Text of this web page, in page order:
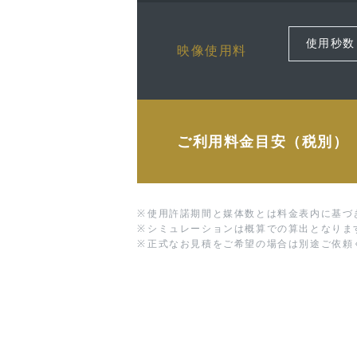
映像使用料
ご利用料金目安（税別）
※ 使用許諾期間と媒体数とは料金表内に基づ
※ シミュレーションは概算での算出となりま
※ 正式なお見積をご希望の場合は別途ご依頼